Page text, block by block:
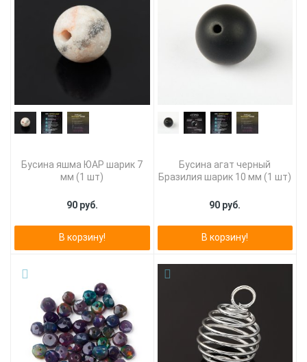
Бусина яшма ЮАР шарик 7
мм (1 шт)
90 руб.
В корзину!
Бусина агат черный
Бразилия шарик 10 мм (1 шт)
90 руб.
В корзину!